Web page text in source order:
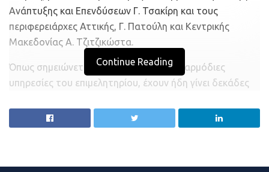
startupper.gr
Ανάπτυξης και Επενδύσεων Γ. Τσακίρη και τους
περιφερειάρχες Αττικής, Γ. Πατούλη και Κεντρικής
Μακεδονίας Α. Τζιτζικώστα.
Όπως σημειώνεται στην επιστολή, στις αρμόδιες
υπηρεσίες του επιμελητηρίου, έχουν ήδη γίνει δεκάδες
αδυνατούν να τηρήσουν τα χρονοδιαγράμματα
απορρόφησης των κονδυλίων του ΕΣΠΑ, καθώς οι
Continue Reading